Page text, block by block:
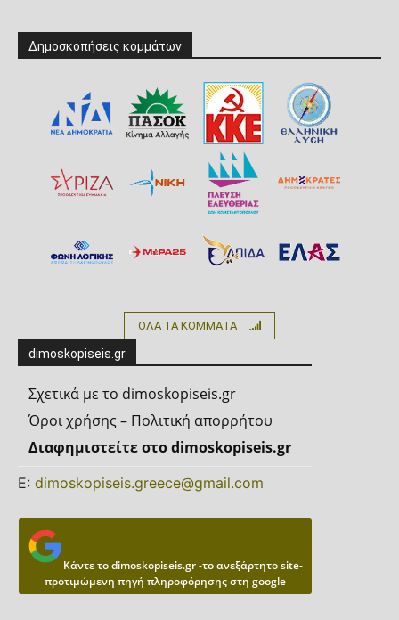
Δημοσκοπήσεις κομμάτων
ΟΛΑ ΤΑ ΚΟΜΜΑΤΑ
dimoskopiseis.gr
Σχετικά με το dimoskopiseis.gr
Όροι χρήσης – Πολιτική απορρήτου
Διαφημιστείτε στο dimoskopiseis.gr
Ε: dimoskopiseis.greece@gmail.com
Κάντε το dimoskopiseis.gr -το ανεξάρτητο site-
προτιμώμενη πηγή πληροφόρησης στη google